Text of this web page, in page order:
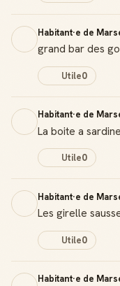
Habitant·e de
grand bar des
Utile0
Habitant·e de
La boite a
Utile0
Habitant·e de
Les girelle
Utile0
Habitant·e de